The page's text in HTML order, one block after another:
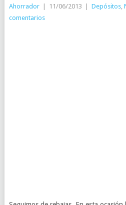
Ahorrador 11/06/2013 Depósitos,
comentarios